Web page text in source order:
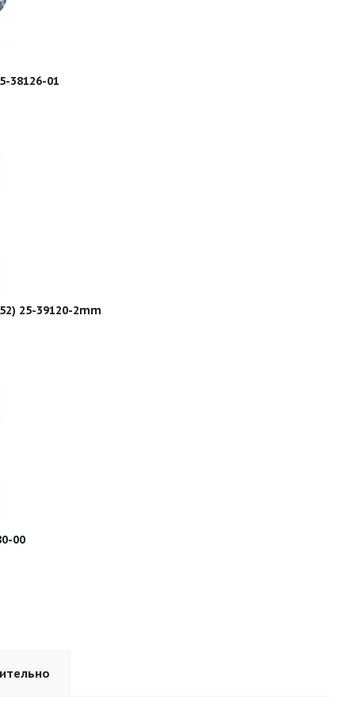
2 mm 25-38126-01
Вкладыш втулка коренной Вектор 0.2 (52) 25-39120-2mm
00